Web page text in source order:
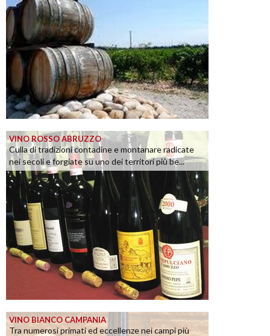
VINO ROSSO ABRUZZO
Culla di tradizioni contadine e montanare radicate
nei secoli e forgiate su uno dei territori più be...
VINO BIANCO CAMPANIA
Tra numerosi primati ed eccellenze nei campi più